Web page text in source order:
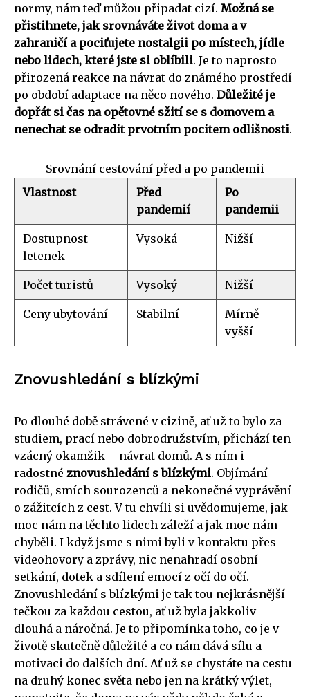
normy, nám teď můžou připadat cizí. Možná se
přistihnete, jak srovnáváte život doma a v
zahraničí a pociťujete nostalgii po místech, jídle
nebo lidech, které jste si oblíbili. Je to naprosto
přirozená reakce na návrat do známého prostředí
po období adaptace na něco nového. Důležité je
dopřát si čas na opětovné sžití se s domovem a
nenechat se odradit prvotním pocitem odlišnosti.
Srovnání cestování před a po pandemii
Vlastnost
Před
pandemií
Po
pandemii
Dostupnost
letenek
Vysoká Nižší
Počet turistů Vysoký Nižší
Ceny ubytování Stabilní
Mírně
vyšší
Znovushledání s blízkými
Po dlouhé době strávené v cizině, ať už to bylo za
studiem, prací nebo dobrodružstvím, přichází ten
vzácný okamžik – návrat domů. A s ním i
radostné znovushledání s blízkými. Objímání
rodičů, smích sourozenců a nekonečné vyprávění
o zážitcích z cest. V tu chvíli si uvědomujeme, jak
moc nám na těchto lidech záleží a jak moc nám
chyběli. I když jsme s nimi byli v kontaktu přes
videohovory a zprávy, nic nenahradí osobní
setkání, dotek a sdílení emocí z očí do očí.
Znovushledání s blízkými je tak tou nejkrásnější
tečkou za každou cestou, ať už byla jakkoliv
dlouhá a náročná. Je to připomínka toho, co je v
životě skutečně důležité a co nám dává sílu a
motivaci do dalších dní. Ať už se chystáte na cestu
na druhý konec světa nebo jen na krátký výlet,